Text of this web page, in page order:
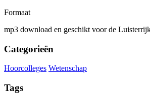
Formaat
mp3 download en geschikt voor de
Categorieën
Hoorcolleges Wetenschap
Tags